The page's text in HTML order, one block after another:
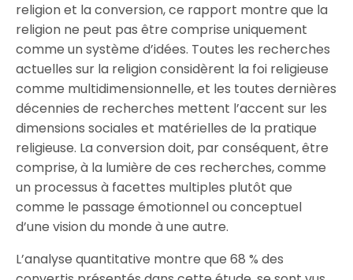
religion et la conversion, ce rapport montre que la
religion ne peut pas être comprise uniquement
comme un système d’idées. Toutes les recherches
actuelles sur la religion considèrent la foi religieuse
comme multidimensionnelle, et les toutes dernières
décennies de recherches mettent l’accent sur les
dimensions sociales et matérielles de la pratique
religieuse. La conversion doit, par conséquent, être
comprise, à la lumière de ces recherches, comme
un processus à facettes multiples plutôt que
comme le passage émotionnel ou conceptuel
d’une vision du monde à une autre.
L’analyse quantitative montre que 68 % des